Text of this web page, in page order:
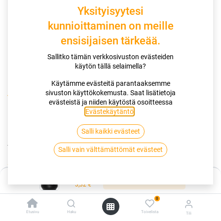
3,32€
Etusivu Haku
0
Toivelista Tili
Kauppa Mutterit Mutteri 12x1,25x34 60° Av19 Musta
Mutteri 12x1,25x34 60° Av19 Musta
Tuotekoodi: 256918
3,32
Toimittajilla (kotimaa):
Saatavilla
Toimitusaika:
3 arkipäivää
Yksityisyytesi
kunnioittaminen on meille
ensisijaisen tärkeää.
Sallitko tämän verkkosivuston evästeiden
käytön tällä selaimella?
Käytämme evästeitä parantaaksemme
sivuston käyttökokemusta. Saat lisätietoja
evästeistä ja niiden käytöstä osoitteessa
Evästekäytäntö
Salli kaikki evästeet
Salli vain välttämättömät evästeet